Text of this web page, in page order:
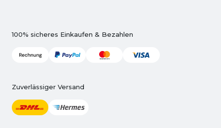
100% sicheres Einkaufen & Bezahlen
Zuverlässiger Versand